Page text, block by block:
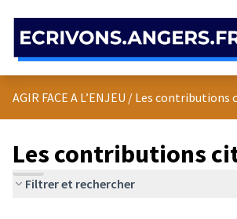
AGIR FACE A L’ENJEU / Les contributions
Les contributions
Filtrer et rechercher